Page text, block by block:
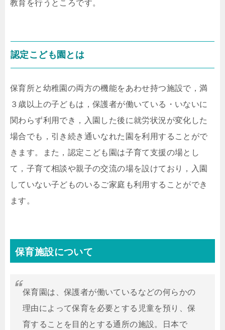
教育を行うところです。
認定こども園とは
保育所と幼稚園の両方の機能をあわせ持つ施設で，満
３歳以上の子どもは，保護者が働いている・いないに
関わらず利用でき，入園した後に就労状況が変化した
場合でも，引き続き通いなれた園を利用することがで
きます。また，認定こども園は子育て支援の場とし
て，子育て相談や親子の交流の場を設けており，入園
していない子どものいるご家庭も利用することができ
ます。
保育施設について
保育園は、保護者が働いているなどの何らかの
理由によって保育を必要とする児童を預り、保
育することを目的とする通所の施設。日本で